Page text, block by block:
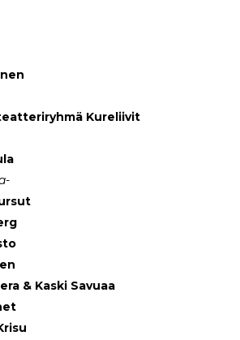
Kureliivit
& Kaski Savuaa